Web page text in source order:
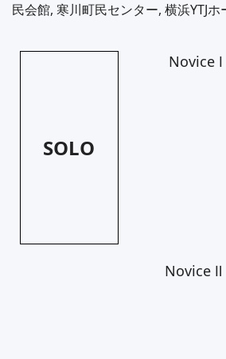
民会館, 寒川町民センター, 横浜YTJホ
SOLO
Novice Ⅰ
Novice Ⅱ